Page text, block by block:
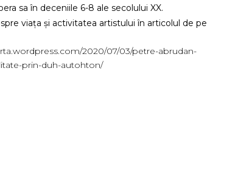
sa în deceniile 6-8 ale secolului XX.
viața și activitatea artistului în articolul de pe
2020/07/03/petre-abrudan-
prin-duh-autohton/